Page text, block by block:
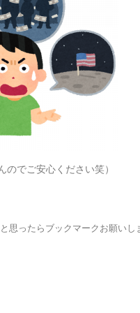
のでご安心ください笑）
思ったらブックマークお願いし